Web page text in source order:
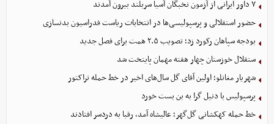
۷ داور ایرانی از آزمون نخبگان آسیا سربلند بیرون آمدند
حضور استقلالی و پرسپولیسی‌ها در انتخابات ریاست فدراسیون بدنسازی
بودجه سپاهان رکورد زد؛ تصویب ۲.۵ همت برای فصل جدید
ستقلال خوزستان چهار هفته مهمان پایتخت شد
شهریار مغانلو؛ اولین آقای گل سال‌های اخیر در خط حمله تراکتور
پرسپولیس با دنیل گرا به بن بست خورد
خط حمله کهکشانی گل‌گهر؛ عالیشاه آمد، رقبا به دردسر افتادند